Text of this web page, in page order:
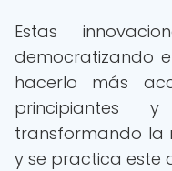
Estas
democratizando
hacerlo más
principiantes
transformando la
y se practica este